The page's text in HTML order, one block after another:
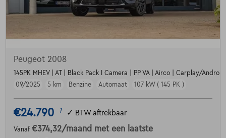
Peugeot 2008
145PK MHEV | AT | Black Pack I Camera | PP VA | Airco | Carplay/
09/2025
5 km Benzine Automaat 107 kW ( 145 PK )
€24.790 1 ✓ BTW aftrekbaar
Vanaf €374,32/maand met een laatste